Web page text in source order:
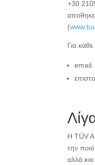
+30
(
Για
H TÜV
την
αλλά